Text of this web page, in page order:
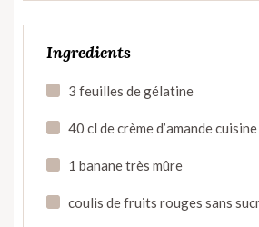
Ingredients
3 feuilles de gélatine
40 cl de crème d’amande cuisine
1 banane très mûre
coulis de fruits rouges sans